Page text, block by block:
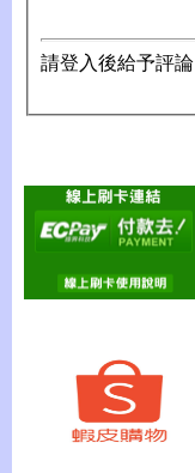
請登入後給予評論